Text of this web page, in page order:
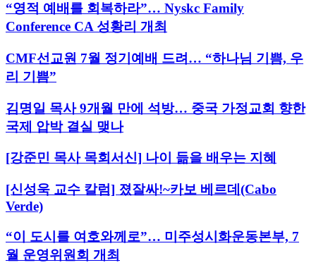
“영적 예배를 회복하라”… Nyskc Family
Conference CA 성황리 개최
CMF선교원 7월 정기예배 드려… “하나님 기쁨, 우
리 기쁨”
김명일 목사 9개월 만에 석방… 중국 가정교회 향한
국제 압박 결실 맺나
[강준민 목사 목회서신] 나이 듦을 배우는 지혜
[신성욱 교수 칼럼] 졌잘싸!~카보 베르데(Cabo
Verde)
“이 도시를 여호와께로”… 미주성시화운동본부, 7
월 운영위원회 개최